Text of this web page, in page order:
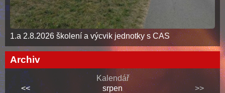
1.a 2.8.2026 školení a výcvik jednotky s CAS
Archiv
Kalendář
<<
srpen
>>